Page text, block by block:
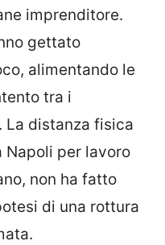
imprenditore.
gettato
alimentando le
tra i
La distanza fisica
Napoli per lavoro
non ha fatto
di una rottura